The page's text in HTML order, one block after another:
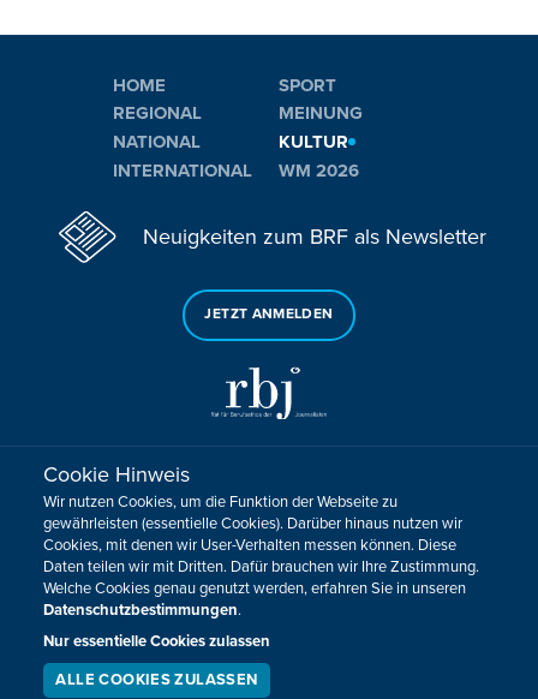
HOME
REGIONAL
NATIONAL
INTERNATIONAL
SPORT
MEINUNG
KULTUR
WM 2026
Neuigkeiten zum BRF als Newsletter
JETZT ANMELDEN
Sie haben noch Fragen oder Anmerkungen?
Impressum Datenschutz Kontakt
Barrierefreiheit
Cookie-Zustimmung anpassen
Design, Konzept & Programmierung:
Cookie Hinweis
Wir nutzen Cookies, um die Funktion der Webseite zu
gewährleisten (essentielle Cookies). Darüber hinaus nutzen wir
Cookies, mit denen wir User-Verhalten messen können. Diese
Daten teilen wir mit Dritten. Dafür brauchen wir Ihre Zustimmung.
Welche Cookies genau genutzt werden, erfahren Sie in unseren
Datenschutzbestimmungen.
Nur essentielle Cookies zulassen
ALLE COOKIES ZULASSEN
LIVESTREAM